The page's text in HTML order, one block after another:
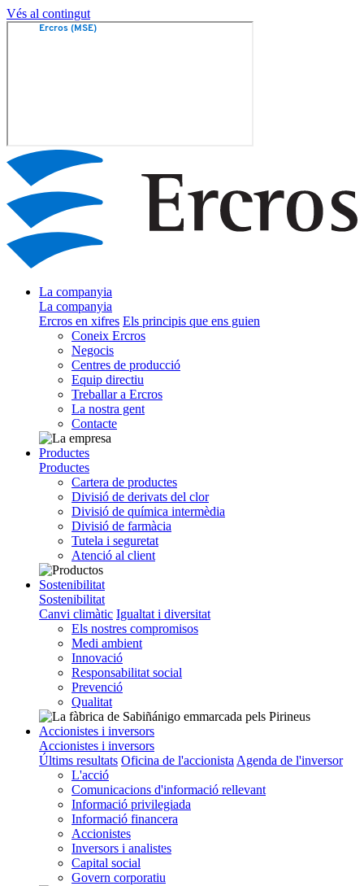
Vés al contingut
La companyia
La companyia
Ercros en xifres Els principis que ens guien
Coneix Ercros
Negocis
Centres de producció
Equip directiu
Treballar a Ercros
La nostra gent
Contacte
Productes
Productes
Cartera de productes
Divisió de derivats del clor
Divisió de química intermèdia
Divisió de farmàcia
Tutela i seguretat
Atenció al client
Sostenibilitat
Sostenibilitat
Canvi climàtic Igualtat i diversitat
Els nostres compromisos
Medi ambient
Innovació
Responsabilitat social
Prevenció
Qualitat
Accionistes i inversors
Accionistes i inversors
Últims resultats Oficina de l'accionista Agenda de l'inversor
L'acció
Comunicacions d'informació rellevant
Informació privilegiada
Informació financera
Accionistes
Inversors i analistes
Capital social
Govern corporatiu